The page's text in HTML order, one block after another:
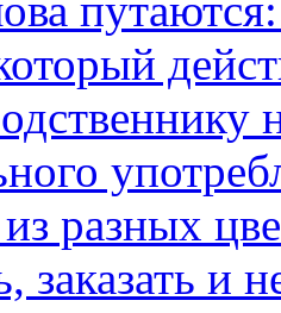
разных
заказать и